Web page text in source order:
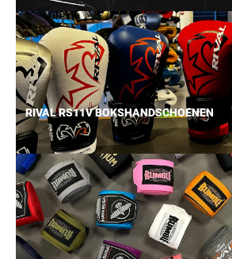
RIVAL RS11V BOKSHANDSCHOENEN